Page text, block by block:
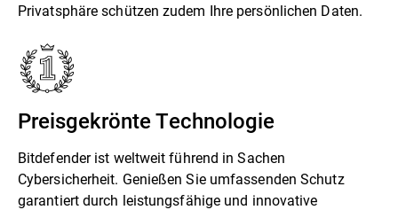
Privatsphäre schützen zudem Ihre persönlichen Daten.
Preisgekrönte Technologie
Bitdefender ist weltweit führend in Sachen
Cybersicherheit. Genießen Sie umfassenden Schutz
garantiert durch leistungsfähige und innovative